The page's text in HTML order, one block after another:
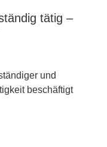
tätig –
und
beschäftigt